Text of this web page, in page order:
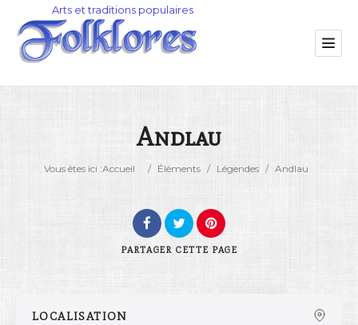
Catégorie
Andlau
Vous êtes ici :Accueil / Éléments / Légendes / Andlau
PARTAGER CETTE PAGE
LOCALISATION